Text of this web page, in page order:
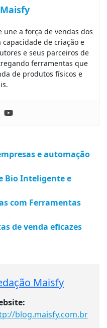
a força de vendas dos
de criação e
e seus parceiros de
ferramentas que
de produtos físicos e
e automação
Bio Inteligente e
com Ferramentas
de venda eficazes
Maisfy
blog.maisfy.com.br